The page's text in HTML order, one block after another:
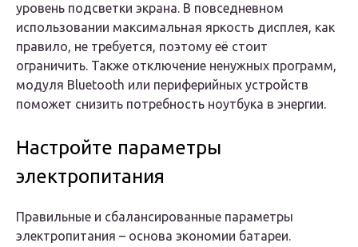
уровень подсветки экрана. В повседневном
использовании максимальная яркость дисплея, как
правило, не требуется, поэтому её стоит
ограничить. Также отключение ненужных программ,
модуля Bluetooth или периферийных устройств
поможет снизить потребность ноутбука в энергии.
Настройте параметры
электропитания
Правильные и сбалансированные параметры
электропитания – основа экономии батареи.